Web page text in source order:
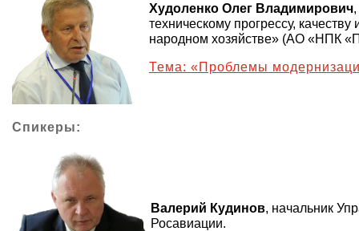
Худоленко Олег Владимирович
техническому прогрессу,
народном хозяйстве» (АО «НПК
Тема: «Проблемы
Спикеры:
Валерий Кудинов, начальник
Росавиации.